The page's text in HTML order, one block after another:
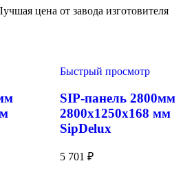
цена от завода изготовителя
Быстрый просмотр
SIP-панель 2800мм
2800x1250x168 мм
SipDelux
5 701 ₽